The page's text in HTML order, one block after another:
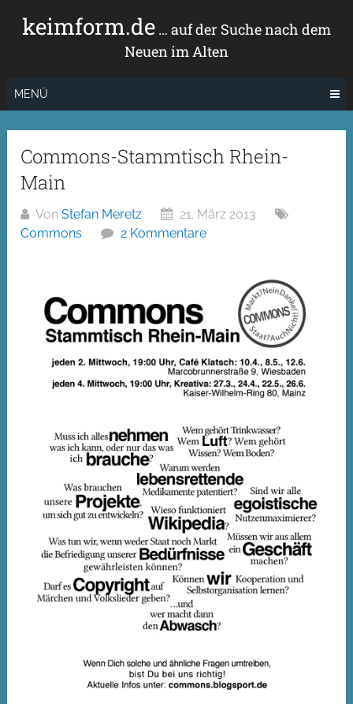
Inhaltkeimform.de… auf der Suche nach dem
Neuen im Alten
MENÜ
Commons-Stammtisch Rhein-
Main
VonStefan Meretz
21. März 2013
Commons
2 Kommentare